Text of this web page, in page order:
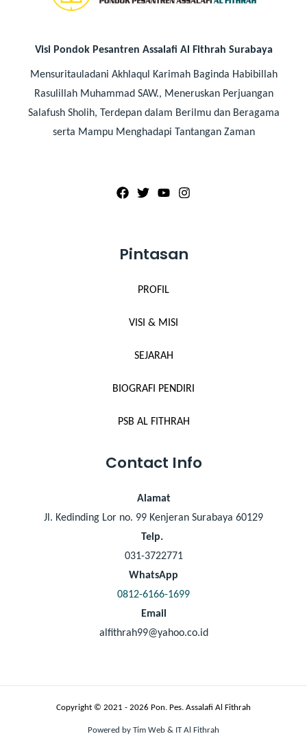
Visi Pondok Pesantren Assalafi Al Fithrah Surabaya
Mensuritauladani Akhlaqul Karimah Baginda Habibillah
Rasulillah Muhammad SAW., Meneruskan Perjuangan
Salafush Sholih, Terdepan dalam Berilmu dan Beragama
serta Mampu Menghadapi Tantangan Zaman
Pintasan
PROFIL
VISI & MISI
SEJARAH
BIOGRAFI PENDIRI
PSB AL FITHRAH
Contact Info
Alamat
Jl. Kedinding Lor no. 99 Kenjeran Surabaya 60129
Telp.
031-3722771
WhatsApp
0812-6166-1699
Email
alfithrah99@yahoo.co.id
Copyright © 2021 - 2026 Pon. Pes. Assalafi Al Fithrah
Powered by Tim Web & IT Al Fithrah